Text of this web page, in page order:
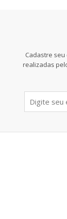
Cadastre
realizadas